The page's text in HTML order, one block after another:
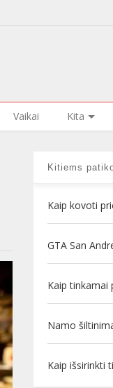
Vaikai Kita
Kitiems
Kaip kovoti
GTA San
Kaip tinkamai
Namo
Kaip išsirinkti